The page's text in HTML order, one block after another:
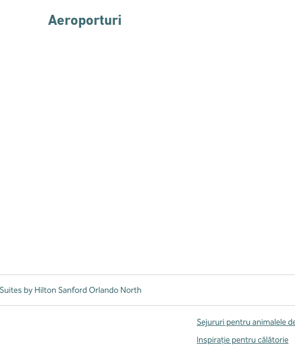
Aeroporturi
by Hilton Sanford Orlando North
Sejururi pentru animalele
Inspirație pentru călătorie